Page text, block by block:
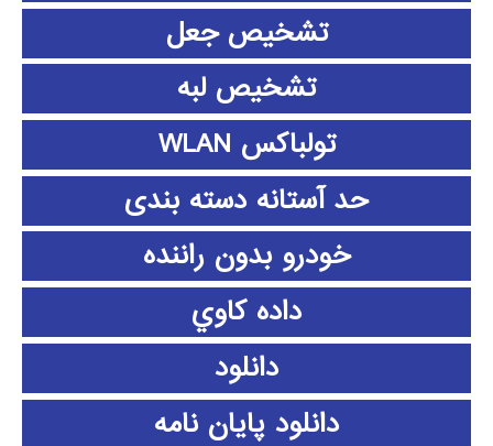
تشخیص جعل
تشخیص لبه
تولباکس WLAN
حد آستانه دسته بندی
خودرو بدون راننده
داده كاوي
دانلود
دانلود پايان نامه